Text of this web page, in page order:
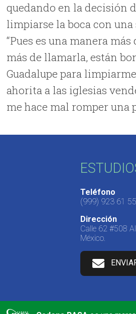
quedando en la decisión
limpiarse la boca con
“Pues es una manera
más de llamarla, están
Guadalupe para
ahorita a las iglesias
me hace mal romper una
Teléfono
(999) 923 61 55
Dirección
Calle 62 #508
México.